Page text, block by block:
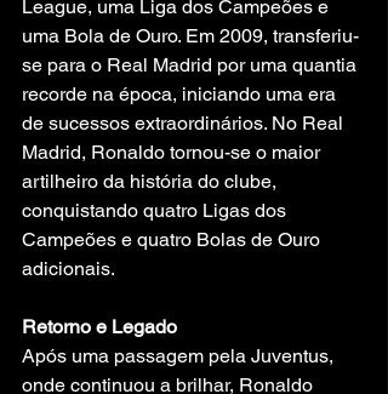
League, uma Liga dos Campeões e
uma Bola de Ouro. Em 2009, transferiu-
se para o Real Madrid por uma quantia
recorde na época, iniciando uma era
de sucessos extraordinários. No Real
Madrid, Ronaldo tornou-se o maior
artilheiro da história do clube,
conquistando quatro Ligas dos
Campeões e quatro Bolas de Ouro
adicionais.
Retorno e Legado
Após uma passagem pela Juventus,
onde continuou a brilhar, Ronaldo